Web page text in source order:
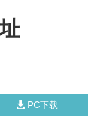
PC下载